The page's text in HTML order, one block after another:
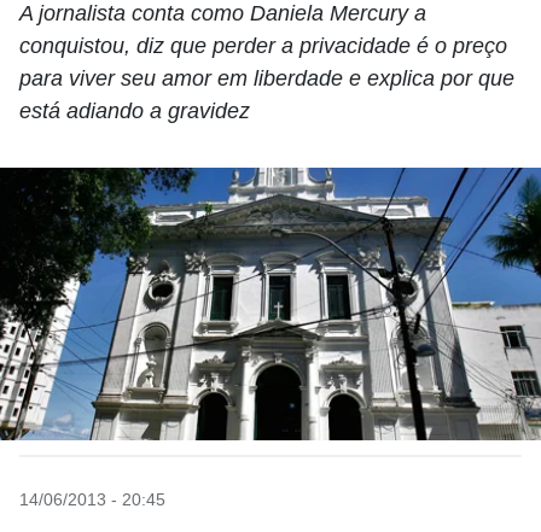
A jornalista conta como Daniela Mercury a
conquistou, diz que perder a privacidade é o preço
para viver seu amor em liberdade e explica por que
está adiando a gravidez
14/06/2013 - 20:45